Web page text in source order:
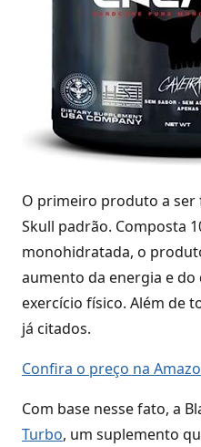
O primeiro produto a ser
Skull padrão. Composta
monohidratada, o
aumento da energia e
exercício físico. Além de
já citados.
Confira o preço na
Com base nesse fato, a
Turbo, um suplemento